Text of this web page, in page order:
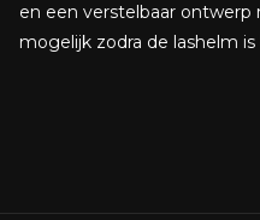
en een verstelbaar
mogelijk zodra de lashelm